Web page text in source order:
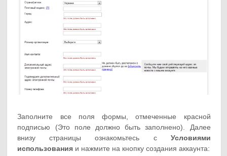
Заполните все поля формы, отмеченные красной
подписью (Это поле должно быть заполнено). Далее
внизу страницы ознакомьтесь с Условиями
использования и нажмите на кнопку создания аккаунта: